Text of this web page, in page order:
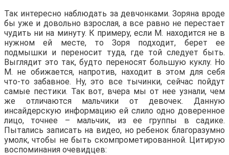
Так интересно наблюдать за девчонками. Зоряна вроде
бы уже и довольно взрослая, а все равно не перестает
чудить ни на минуту. К примеру, если М. находится не в
нужном ей месте, то Зоря подходит, берет ее
подмышки и переносит туда, где той следует быть.
Выглядит это так, будто переносят большую куклу. Но
М. не обижается, напротив, находит в этом для себя
что-то забавное. Ну, это все тычинки, сейчас пойдут
самые пестики. Так вот, вчера мы от нее узнали, чем
же отличаются мальчики от девочек. Данную
инсайдерскую информацию ей слило одно доверенное
лицо, точнее – мальчик, из ее группы в садике.
Пытались записать на видео, но ребенок благоразумно
умолк, чтобы не быть скомпрометированной. Цитирую
воспоминания очевидцев: